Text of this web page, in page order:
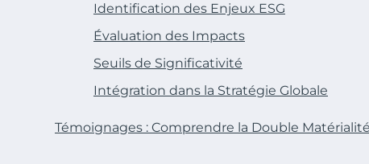
Identification des Enjeux ESG
Évaluation des Impacts
Seuils de Significativité
Intégration dans la Stratégie Globale
Témoignages : Comprendre la Double